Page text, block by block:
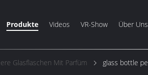
Produkte Videos VR-Show Über Uns
Glasflaschen Mit Parfüm glass bottle